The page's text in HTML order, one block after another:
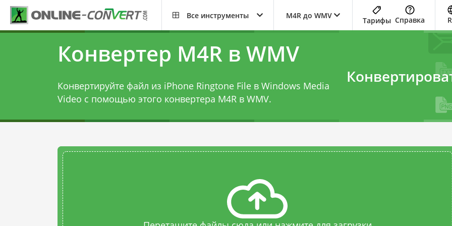
Все инструменты M4R до WMV
Тарифы Справка
Конвертер M4R в WMV
Конвертируйте файл из iPhone Ringtone File в Windows Media
Video с помощью этого конвертера M4R в WMV.